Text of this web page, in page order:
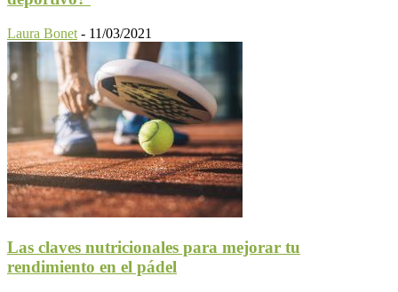
Laura Bonet - 11/03/2021
Las claves nutricionales para mejorar tu
rendimiento en el pádel